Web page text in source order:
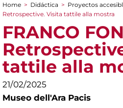
You are here
Home > Didáctica > Proyectos
Retrospective. Visita tattile alla mostra
FRANCO
tattile alla
21/02/2025
Museo dell'Ara Pacis